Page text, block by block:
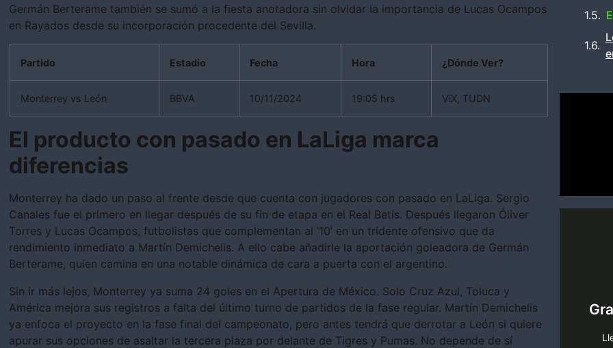
Germán Berterame también se sumó a la fiesta anotadora sin olvidar la importancia de Lucas Ocampos
en Rayados desde su incorporación procedente del Sevilla.
Partido Estadio Fecha Hora ¿Dónde Ver?
Monterrey vs León BBVA 10/11/2024 19:05 hrs ViX, TUDN
El producto con pasado en LaLiga marca
diferencias
Monterrey ha dado un paso al frente desde que cuenta con jugadores con pasado en LaLiga. Sergio
Canales fue el primero en llegar después de su fin de etapa en el Real Betis. Después llegaron Óliver
Torres y Lucas Ocampos, futbolistas que complementan al ‘10’ en un tridente ofensivo que da
rendimiento inmediato a Martín Demichelis. A ello cabe añadirle la aportación goleadora de Germán
Berterame, quien camina en una notable dinámica de cara a puerta con el argentino.
Sin ir más lejos, Monterrey ya suma 24 goles en el Apertura de México. Solo Cruz Azul, Toluca y
América mejora sus registros a falta del último turno de partidos de la fase regular. Martín Demichelis
ya enfoca el proyecto en la fase final del campeonato, pero antes tendrá que derrotar a León si quiere
apurar sus opciones de asaltar la tercera plaza por delante de Tigres y Pumas. No depende de sí